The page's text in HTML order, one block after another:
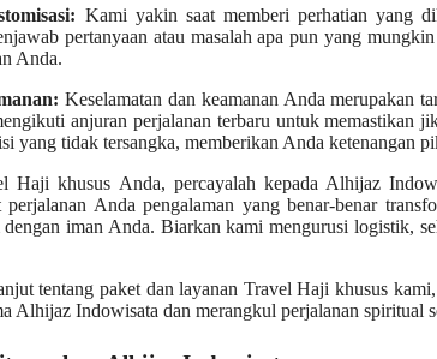
Kami yakin saat memberi perhatian yang
pertanyaan atau masalah apa pun yang
Anda.
Keselamatan dan keamanan Anda merupakan
anjuran perjalanan terbaru untuk memastikan
yang tidak tersangka, memberikan Anda ketenangan
Haji khusus Anda, percayalah kepada Alhijaz
Anda pengalaman yang benar-benar
iman Anda. Biarkan kami mengurusi logistik,
tentang paket dan layanan Travel Haji khusus
Alhijaz Indowisata dan merangkul perjalanan spiritual